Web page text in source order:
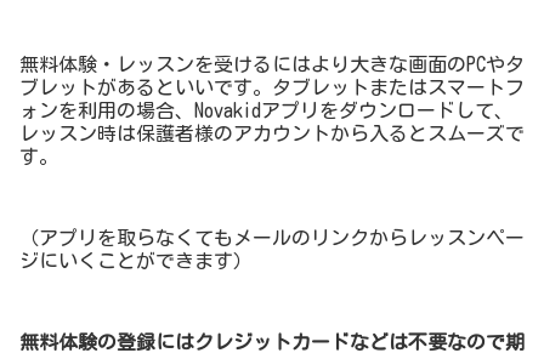
無料体験・レッスンを受けるにはより大きな画面のPCやタ
ブレットがあるといいです。タブレットまたはスマートフ
ォンを利用の場合、Novakidアプリをダウンロードして、
レッスン時は保護者様のアカウントから入るとスムーズで
す。
（アプリを取らなくてもメールのリンクからレッスンペー
ジにいくことができます）
無料体験の登録にはクレジットカードなどは不要なので期